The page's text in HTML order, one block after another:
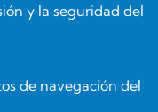
y la seguridad del
de navegación del